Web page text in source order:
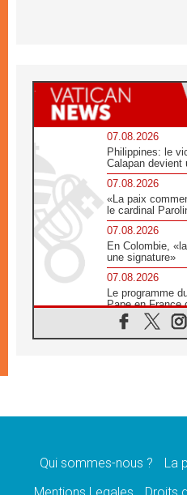
07.08.2026
Philippines: le
Calapan devient
07.08.2026
«La paix
le cardinal
07.08.2026
En Colombie,
une signature»
07.08.2026
Le programme
Pape en France
07.08.2026
1ère
07.08.2026
07.08.2026
lancement des
Qui sommes-nous ? La